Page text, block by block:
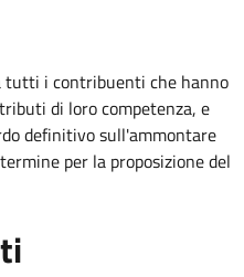
tutti i contribuenti che hanno
di loro competenza, e
definitivo sull'ammontare
per la proposizione del